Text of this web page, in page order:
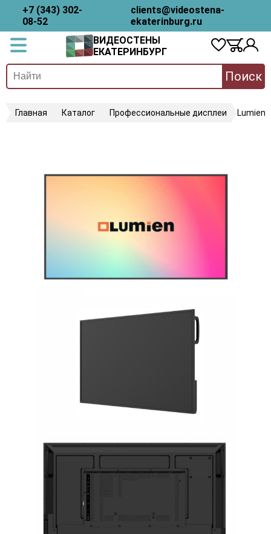
+7 (343) 302-
08-52
clients@videostena-
ekaterinburg.ru
ВИДЕОСТЕНЫ
ЕКАТЕРИНБУРГ
Поиск
Главная Каталог Профессиональные дисплеи Lumien